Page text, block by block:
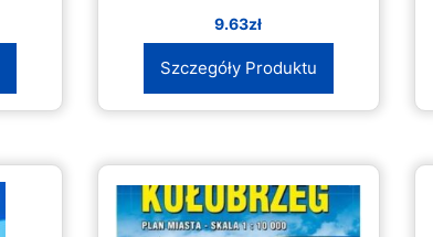
9.63zł
Szczegóły Produktu